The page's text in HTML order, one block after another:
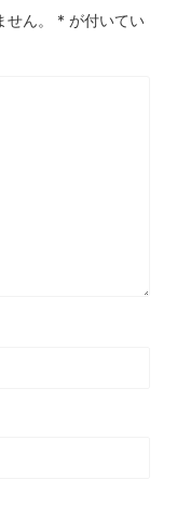
ん。 * が付いてい